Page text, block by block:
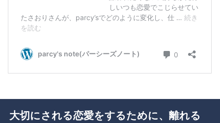
大切にされる恋愛をするために、離れる